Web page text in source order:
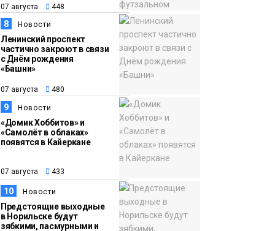
07 августа 448
8 Новости
Ленинский проспект
частично закроют в связи
с Днём рождения
«Башни»
07 августа 480
9 Новости
«Домик Хоббитов» и
«Самолёт в облаках»
появятся в Кайеркане
07 августа 433
10 Новости
Предстоящие выходные
в Норильске будут
зябкими, пасмурными и